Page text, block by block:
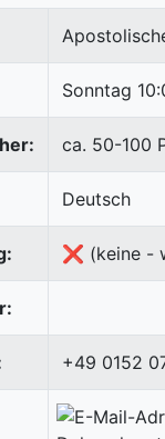
Sonntag
ca. 50-100
Deutsch
❌ (keine -
+49 0152